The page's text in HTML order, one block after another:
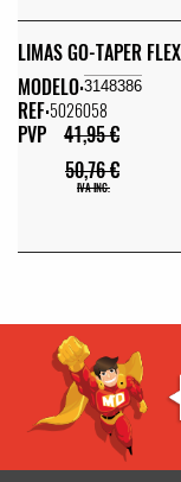
LIMAS GO-TAPER
MODELO:3148386
REF:5026058
PVP
41,95 €
50,76 €
IVA INC.